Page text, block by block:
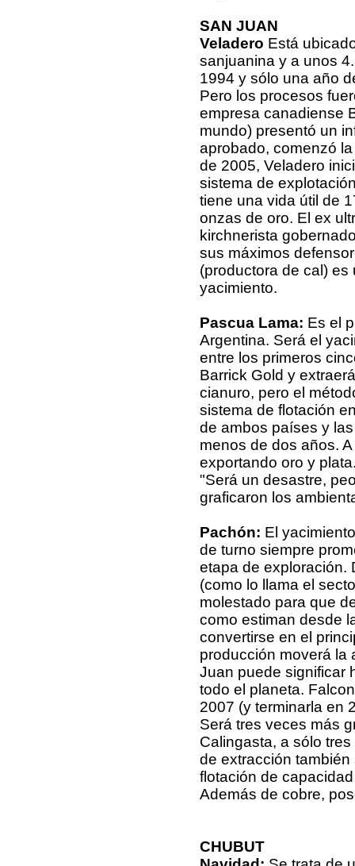
SAN JUAN
Veladero Está
sanjuanina y a unos
1994 y sólo una año
Pero los procesos
empresa canadiense
mundo) presentó un
aprobado, comenzó
de 2005, Veladero
sistema de
tiene una vida útil de
onzas de oro. El ex
kirchnerista
sus máximos
(productora de cal)
yacimiento.
Pascua Lama: Es el
Argentina. Será el
entre los primeros
Barrick Gold y
cianuro, pero el
sistema de flotación
de ambos países y
menos de dos años.
exportando oro y
"Será un desastre,
graficaron los
Pachón: El
de turno siempre
etapa de exploración.
(como lo llama el
molestado para que
como estiman desde
convertirse en el
producción moverá la
Juan puede significar
todo el planeta.
2007 (y terminarla en
Será tres veces más
Calingasta, a sólo
de extracción
flotación de
Además de cobre,
CHUBUT